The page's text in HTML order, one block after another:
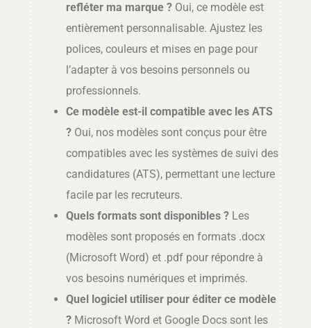
refléter ma marque ?Oui, ce modèle est
entièrement personnalisable. Ajustez les
polices, couleurs et mises en page pour
l’adapter à vos besoins personnels ou
professionnels.
Ce modèle est-il compatible avec les ATS
?Oui, nos modèles sont conçus pour être
compatibles avec les systèmes de suivi des
candidatures (ATS), permettant une lecture
facile par les recruteurs.
Quels formats sont disponibles ?Les
modèles sont proposés en formats .docx
(Microsoft Word) et .pdf pour répondre à
vos besoins numériques et imprimés.
Quel logiciel utiliser pour éditer ce modèle
?Microsoft Word et Google Docs sont les